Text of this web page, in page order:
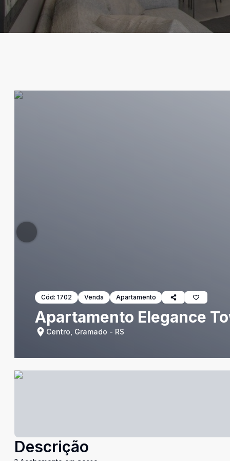
Cód: 1702 Venda Apartamento
Apartamento Elegance
Centro, Gramado - RS
Descrição